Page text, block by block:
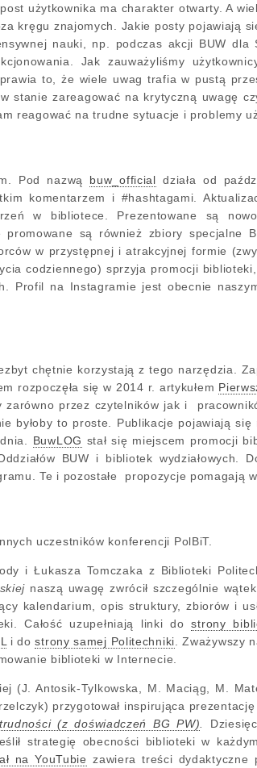
użytkownika ma charakter otwarty. A
kręgu znajomych. Jakie posty pojawiają
nauki, np. podczas akcji BUW dla
Jak zauważyliśmy
to, że wiele uwag trafia w pustą
stanie zareagować na krytyczną uwagę
reagować na trudne sytuacje i problemy
Pod nazwą buw_official działa od
komentarzem i #hashtagami.
w bibliotece. Prezentowane są
są również zbiory specjalne
w przystępnej i atrakcyjnej formie
codziennego) sprzyja promocji
Profil na Instagramie jest obecnie
chętnie korzystają z tego narzędzia.
rozpoczęła się w 2014 r. artykułem
zarówno przez czytelników jak i
byłoby to proste. Publikacje pojawiają
BuwLOG stał się miejscem promocji
BUW i bibliotek wydziałowych.
Te i pozostałe propozycje pomagają
uczestników konferencji PolBiT.
i Łukasza Tomczaka z Biblioteki
naszą uwagę zwrócił szczególnie
kalendarium, opis struktury, zbiorów i
Całość uzupełniają linki dostrony
i dostrony samej Politechniki . Zważywszy
biblioteki w Internecie.
(J. Antosik-Tylkowska, M. Maciąg, M.
przygotował inspirująca
(z doświadczeń BG PW)
strategię obecności biblioteki w
na YouTubie zawiera treści dydaktyczne